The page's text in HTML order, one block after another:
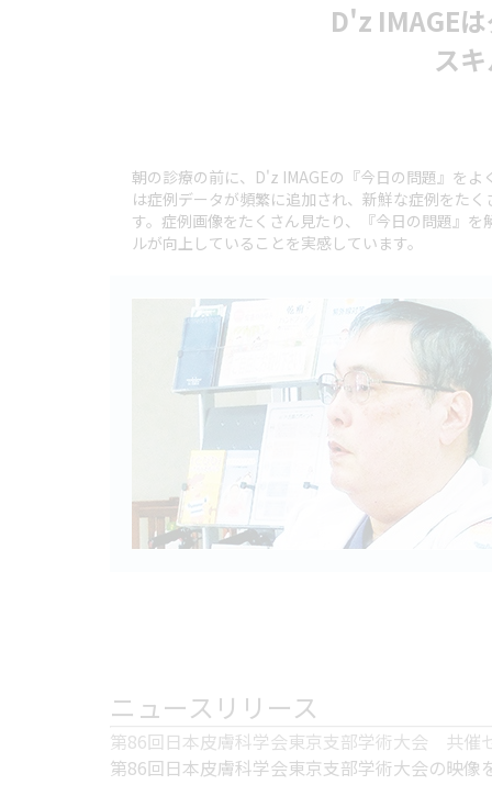
D'z IMAGE
ス
朝の診療の前に、D'z IMAGEの『今日の問題』をよ
は症例データが頻繁に追加され、新鮮な症例をた
す。症例画像をたくさん見たり、『今日の問題』
ルが向上していることを実感しています。
ニュースリリース
第86回日本皮膚科学会東京支部学術大会 共催
第86回日本皮膚科学会東京支部学術大会の映像